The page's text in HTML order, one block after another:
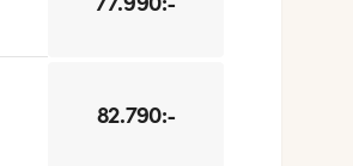
82.790:-